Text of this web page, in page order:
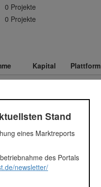
0 Projekte
0 Projekte
Kapital Plattform
MZ/EK Exporo
MZ/EK Exporo
Stand
eines Marktreports
des Portals
newsletter/